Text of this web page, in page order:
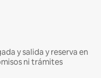
y salida y reserva en
ni trámites